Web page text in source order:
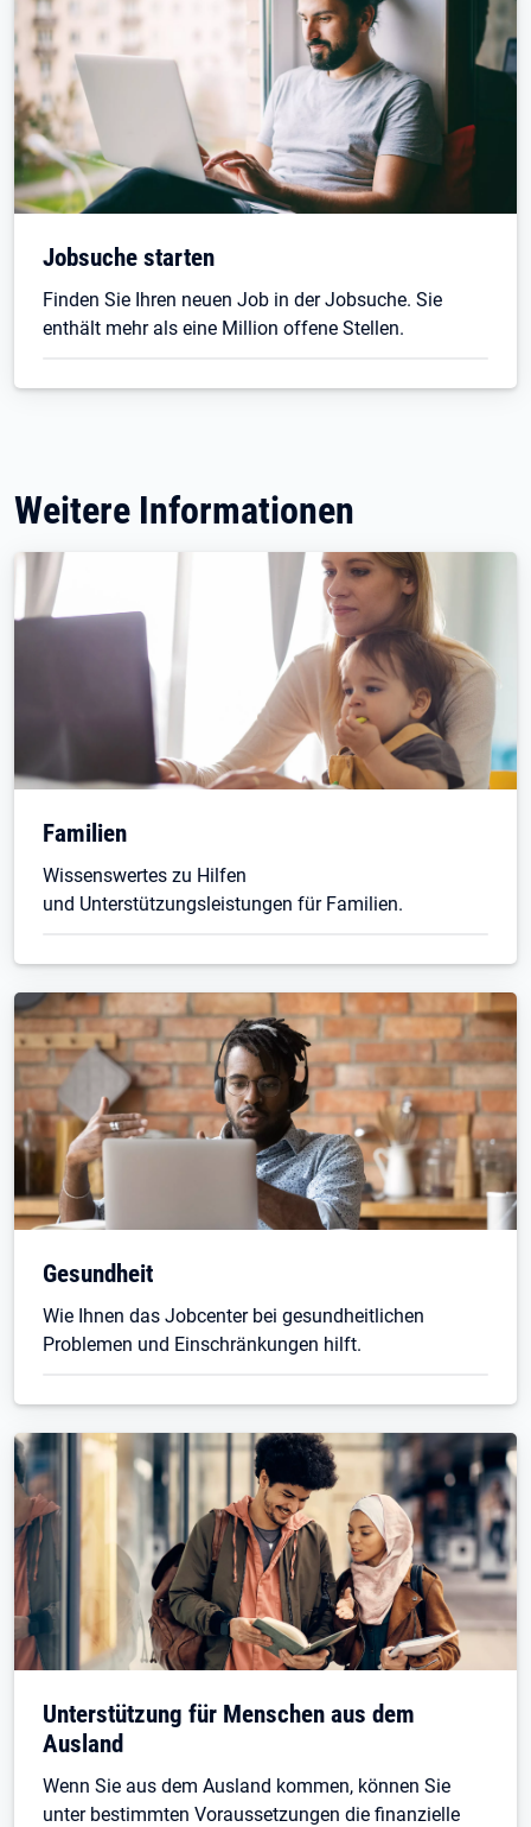
Jobsuche starten
Finden Sie Ihren neuen Job in der Jobsuche. Sie
enthält mehr als eine Million offene Stellen.
Weitere Informationen
Familien
Wissenswertes zu Hilfen
und Unterstützungsleistungen für Familien.
Gesundheit
Wie Ihnen das Jobcenter bei gesundheitlichen
Problemen und Einschränkungen hilft.
Unterstützung für Menschen aus dem
Ausland
Wenn Sie aus dem Ausland kommen, können Sie
unter bestimmten Voraussetzungen die finanzielle